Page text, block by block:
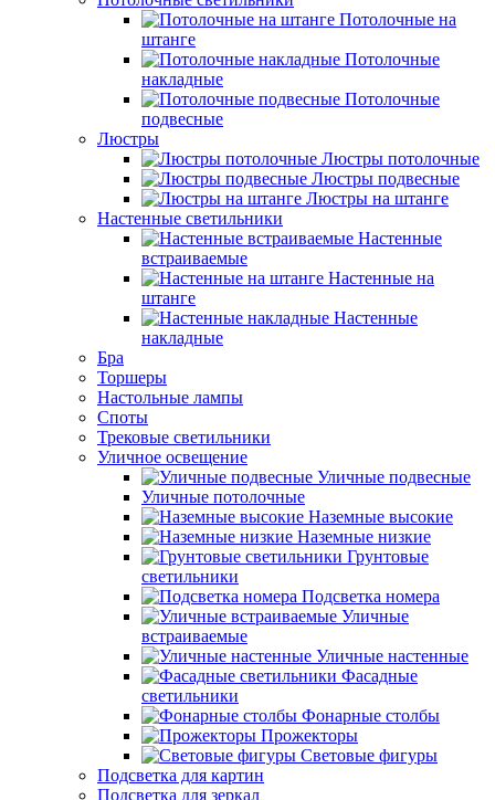
Потолочные на
штанге
Потолочные
накладные
Потолочные
подвесные
Люстры
Люстры потолочные
Люстры подвесные
Люстры на штанге
Настенные светильники
Настенные
встраиваемые
Настенные на
штанге
Настенные
накладные
Бра
Торшеры
Настольные лампы
Споты
Трековые светильники
Уличное освещение
Уличные подвесные
Уличные потолочные
Наземные высокие
Наземные низкие
Грунтовые
светильники
Подсветка номера
Уличные
встраиваемые
Уличные настенные
Фасадные
светильники
Фонарные столбы
Прожекторы
Световые фигуры
Подсветка для картин
Подсветка для зеркал